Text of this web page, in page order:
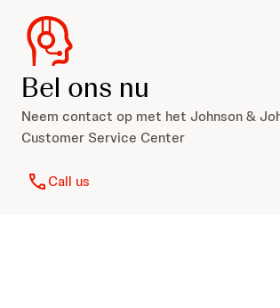
Bel ons nu
Neem contact op met het Johnson &
Customer Service Center
Call us